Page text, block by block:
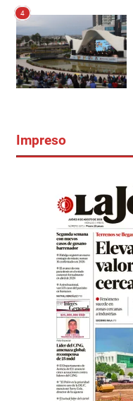
4
Impreso